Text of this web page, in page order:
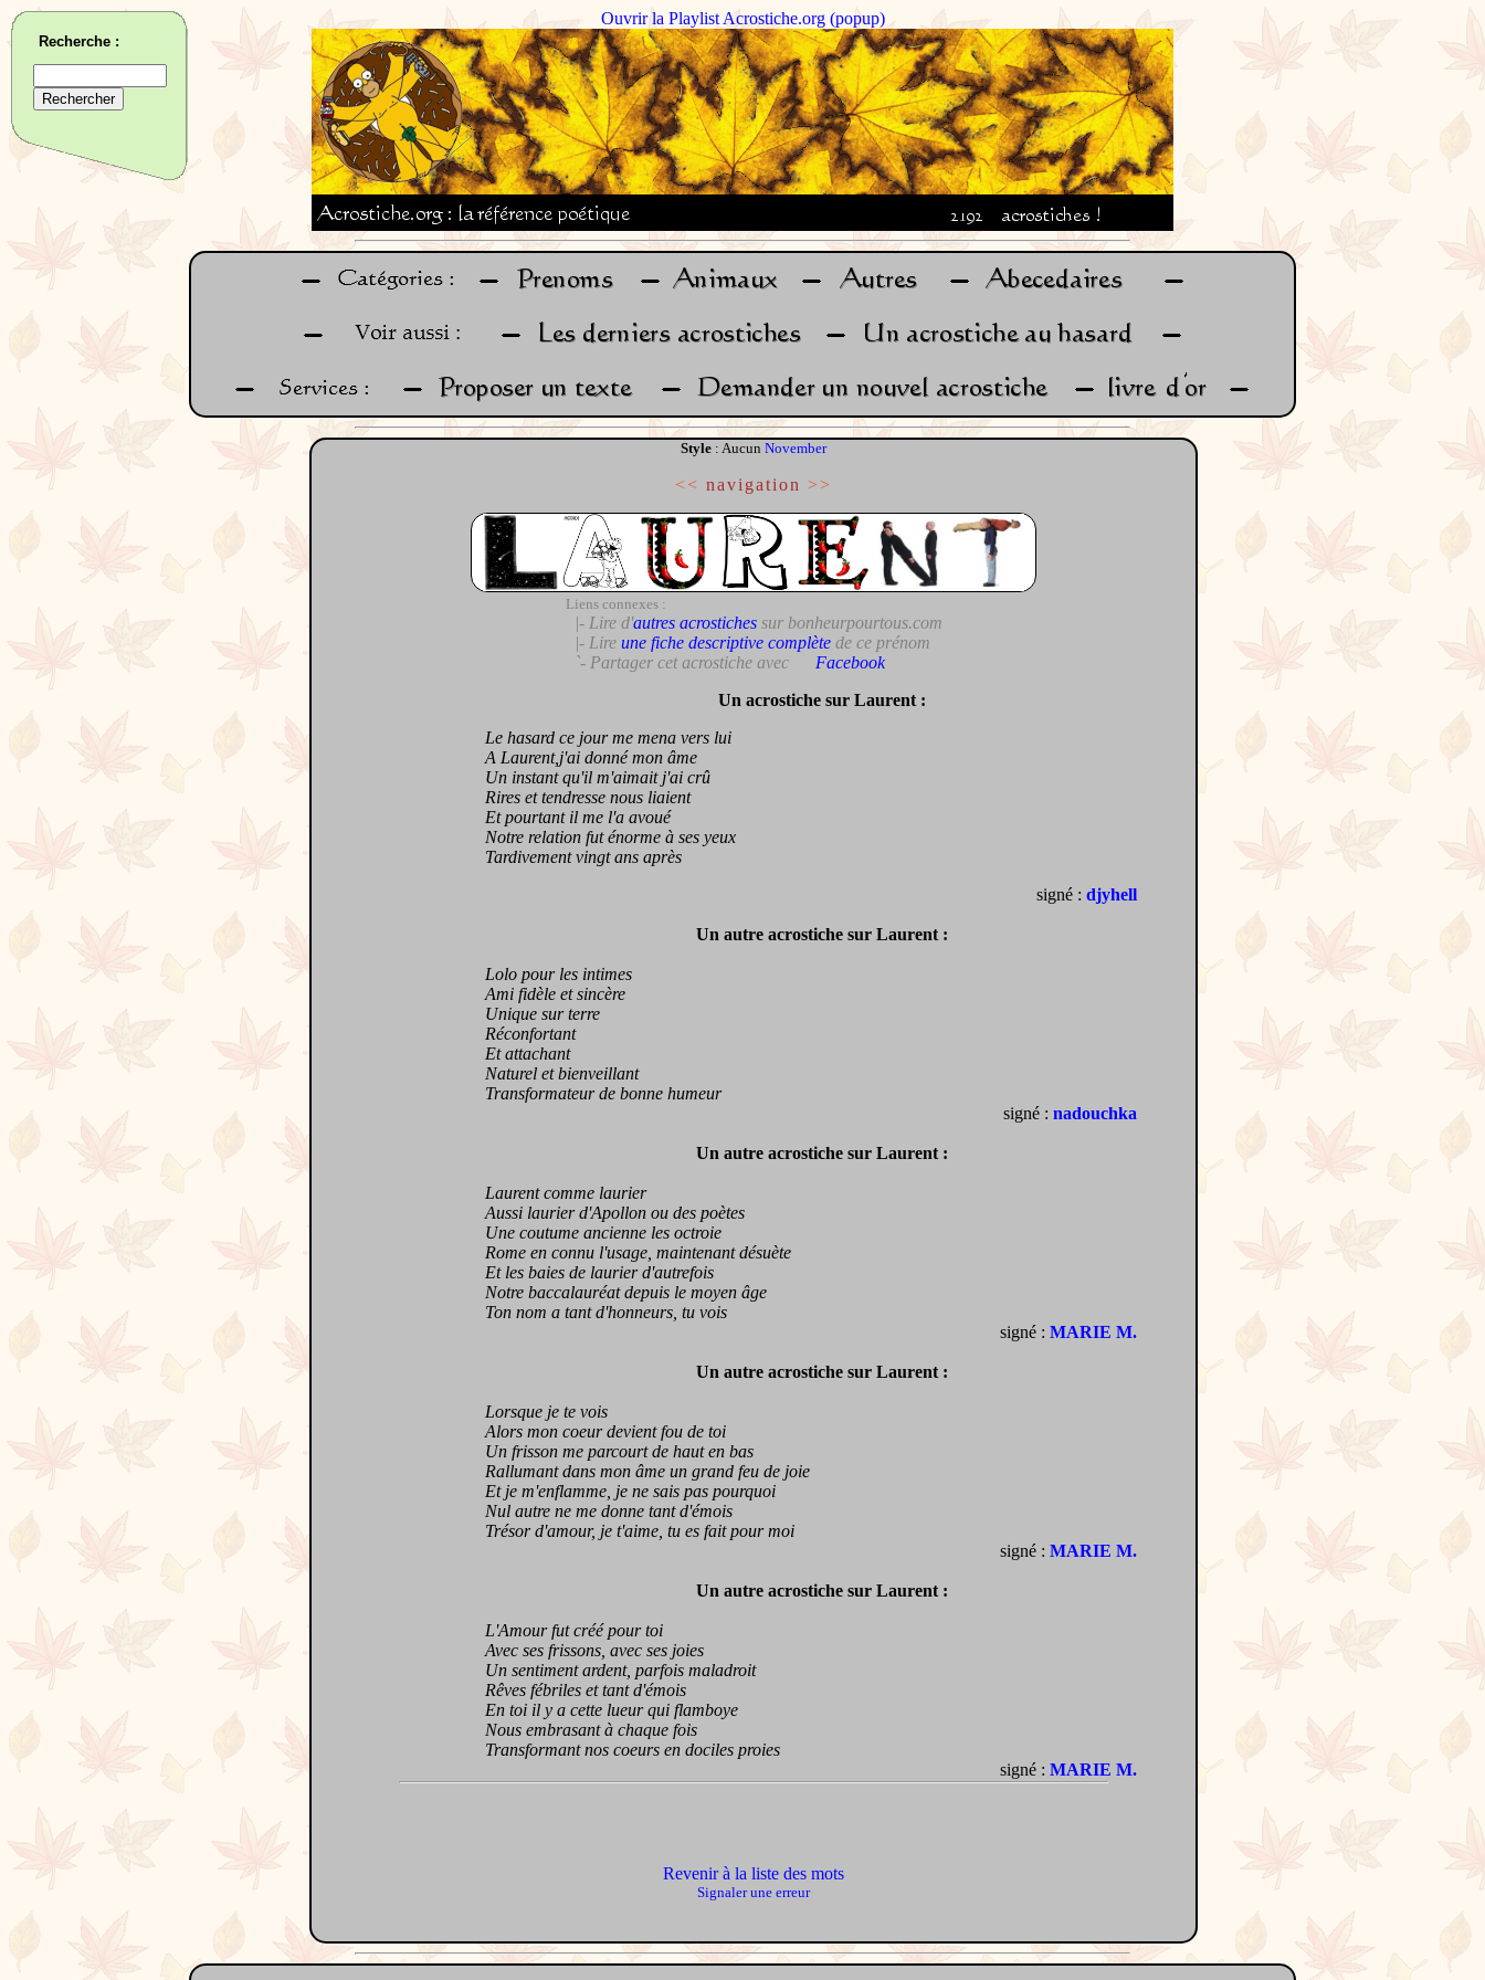
Ouvrir la Playlist Acrostiche.org (popup)
Style : Aucun November
<< navigation >>
Liens connexes :
|- Lire d'autres acrostichessur bonheurpourtous.com
|- Lire une fiche descriptive complètede ce prénom
`- Partager cet acrostiche avec
Facebook
Un acrostiche sur Laurent :
Le hasard ce jour me mena vers lui
A Laurent,j'ai donné mon âme
Un instant qu'il m'aimait j'ai crû
Rires et tendresse nous liaient
Et pourtant il me l'a avoué
Notre relation fut énorme à ses yeux
Tardivement vingt ans après
signé : djyhell
Un autre acrostiche sur Laurent :
Lolo pour les intimes
Ami fidèle et sincère
Unique sur terre
Réconfortant
Et attachant
Naturel et bienveillant
Transformateur de bonne humeur
signé : nadouchka
Un autre acrostiche sur Laurent :
Laurent comme laurier
Aussi laurier d'Apollon ou des poètes
Une coutume ancienne les octroie
Rome en connu l'usage, maintenant désuète
Et les baies de laurier d'autrefois
Notre baccalauréat depuis le moyen âge
Ton nom a tant d'honneurs, tu vois
signé : MARIE M.
Un autre acrostiche sur Laurent :
Lorsque je te vois
Alors mon coeur devient fou de toi
Un frisson me parcourt de haut en bas
Rallumant dans mon âme un grand feu de joie
Et je m'enflamme, je ne sais pas pourquoi
Nul autre ne me donne tant d'émois
Trésor d'amour, je t'aime, tu es fait pour moi
signé : MARIE M.
Un autre acrostiche sur Laurent :
L'Amour fut créé pour toi
Avec ses frissons, avec ses joies
Un sentiment ardent, parfois maladroit
Rêves fébriles et tant d'émois
En toi il y a cette lueur qui flamboye
Nous embrasant à chaque fois
Transformant nos coeurs en dociles proies
signé : MARIE M.
Revenir à la liste des mots
Signaler une erreur
Recherche :